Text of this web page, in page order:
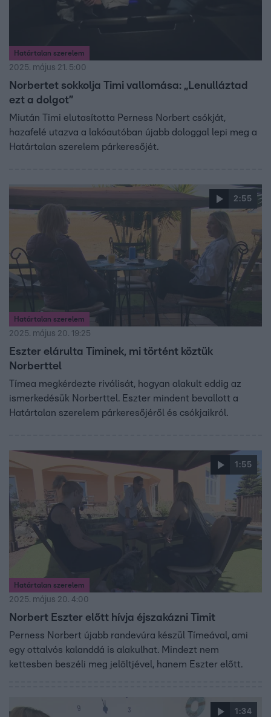
Határtalan szerelem
2025. május 21. 5:00
Norbertet sokkolja Timi vallomása: „Lenulláztad
ezt a dolgot”
Miután Timi elutasította Perness Norbert csókját,
hazafelé utazva a lakóautóban újabb dologgal lepi meg a
Határtalan szerelem párkeresőjét.
2:55
Határtalan szerelem
2025. május 20. 19:25
Eszter elárulta Timinek, mi történt köztük
Norberttel
Tímea megkérdezte riválisát, hogyan alakult eddig az
ismerkedésük Norberttel. Eszter mindent bevallott a
Határtalan szerelem párkeresőjéről és csókjaikról.
1:55
Határtalan szerelem
2025. május 20. 4:00
Norbert Eszter előtt hívja éjszakázni Timit
Perness Norbert újabb randevúra készül Tímeával, ami
egy ottalvós kalanddá is alakulhat. Mindezt nem
kettesben beszéli meg jelöltjével, hanem Eszter előtt.
1:34